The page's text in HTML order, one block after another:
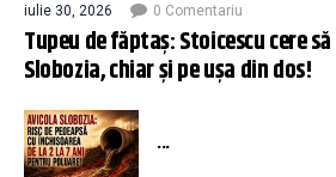
iulie 30, 2026 0 Comentariu
Tupeu de făptaș: Stoicescu cere
Slobozia, chiar și pe ușa din dos!
...